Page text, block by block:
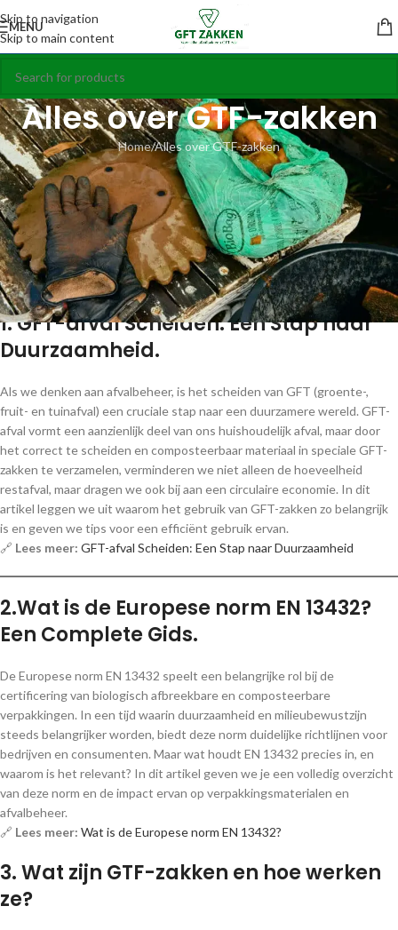
Skip to navigation
Skip to main content
MENU
Alles over GTF-zakken
Home Alles over GTF-zakken
Introductie:
Welkom bij onze uitgebreide blogpagina over GTF-zakken! Hier vind je
links naar handige blogs van
GFTzakken.bedie je alles vertellen over de
toepassingen, voordelen en technische specificaties van deze
duurzame materialen. Klik op de onderstaande artikelen om meer te
lezen!
1.GFT-afval Scheiden: Een Stap naar
Duurzaamheid.
Als we denken aan afvalbeheer, is het scheiden van GFT (groente-,
fruit- en tuinafval) een cruciale stap naar een duurzamere wereld. GFT-
afval vormt een aanzienlijk deel van ons huishoudelijk afval, maar door
het correct te scheiden en composteerbaar materiaal in speciale GFT-
zakken te verzamelen, verminderen we niet alleen de hoeveelheid
restafval, maar dragen we ook bij aan een circulaire economie. In dit
artikel leggen we uit waarom het gebruik van GFT-zakken zo belangrijk
is en geven we tips voor een efficiënt gebruik ervan.
🔗 Lees meer: GFT-afval Scheiden: Een Stap naar Duurzaamheid
2.Wat is de Europese norm EN 13432?
Een Complete Gids.
De Europese norm EN 13432 speelt een belangrijke rol bij de
certificering van biologisch afbreekbare en composteerbare
verpakkingen. In een tijd waarin duurzaamheid en milieubewustzijn
steeds belangrijker worden, biedt deze norm duidelijke richtlijnen voor
bedrijven en consumenten. Maar wat houdt EN 13432 precies in, en
waarom is het relevant? In dit artikel geven we je een volledig overzicht
van deze norm en de impact ervan op verpakkingsmaterialen en
afvalbeheer.
🔗 Lees meer: Wat is de Europese norm EN 13432?
3. Wat zijn GTF-zakken en hoe werken
ze?